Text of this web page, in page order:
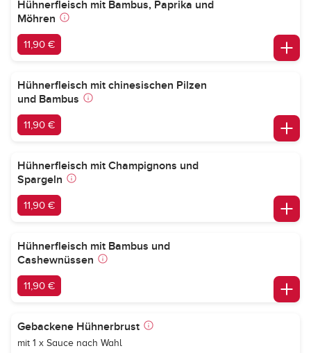
Hühnerfleisch mit Bambus, Paprika und
Möhren
11,90 €
Hühnerfleisch mit chinesischen Pilzen
und Bambus
11,90 €
Hühnerfleisch mit Champignons und
Spargeln
11,90 €
Hühnerfleisch mit Bambus und
Cashewnüssen
11,90 €
Gebackene Hühnerbrust
mit 1 x Sauce nach Wahl